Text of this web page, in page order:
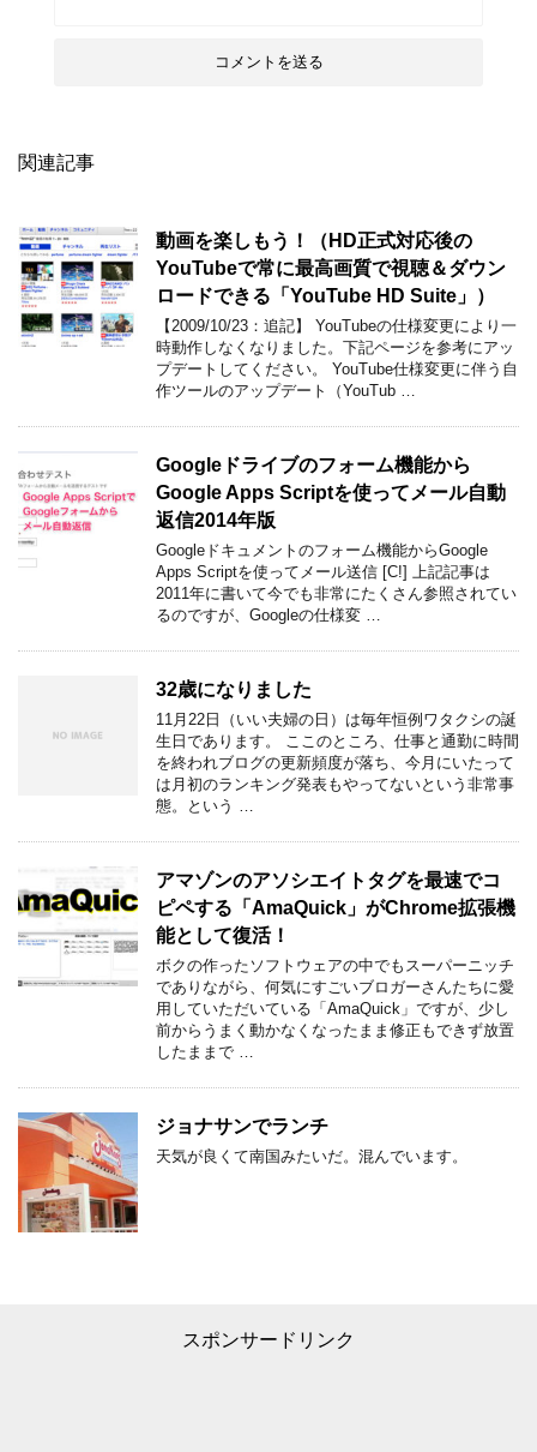
関連記事
動画を楽しもう！（HD正式対応後の
YouTubeで常に最高画質で視聴＆ダウン
ロードできる「YouTube HD Suite」）
【2009/10/23：追記】 YouTubeの仕様変更により一
時動作しなくなりました。下記ページを参考にアッ
プデートしてください。 YouTube仕様変更に伴う自
作ツールのアップデート（YouTub …
Googleドライブのフォーム機能から
Google Apps Scriptを使ってメール自動
返信2014年版
Googleドキュメントのフォーム機能からGoogle
Apps Scriptを使ってメール送信 [C!] 上記記事は
2011年に書いて今でも非常にたくさん参照されてい
るのですが、Googleの仕様変 …
32歳になりました
11月22日（いい夫婦の日）は毎年恒例ワタクシの誕
生日であります。 ここのところ、仕事と通勤に時間
を終われブログの更新頻度が落ち、今月にいたって
は月初のランキング発表もやってないという非常事
態。という …
アマゾンのアソシエイトタグを最速でコ
ピペする「AmaQuick」がChrome拡張機
能として復活！
ボクの作ったソフトウェアの中でもスーパーニッチ
でありながら、何気にすごいブロガーさんたちに愛
用していただいている「AmaQuick」ですが、少し
前からうまく動かなくなったまま修正もできず放置
したままで …
ジョナサンでランチ
天気が良くて南国みたいだ。混んでいます。
スポンサードリンク